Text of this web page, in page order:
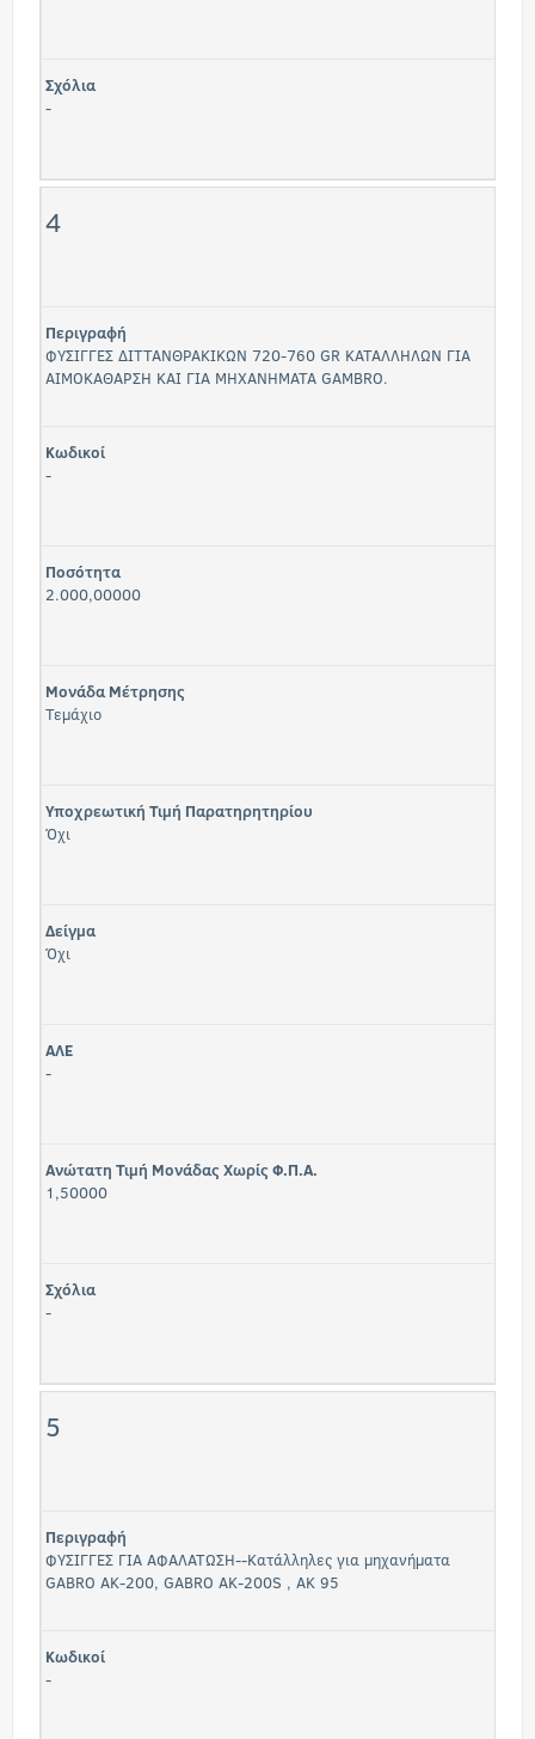
Σχόλια
-
4
Περιγραφή
ΦΥΣΙΓΓΕΣ ΔΙΤΤΑΝΘΡΑΚΙΚΩΝ 720-760 GR ΚΑΤΑΛΛΗΛΩΝ ΓΙΑ
ΑΙΜΟΚΑΘΑΡΣΗ ΚΑΙ ΓΙΑ ΜΗΧΑΝΗΜΑΤΑ GAMBRO.
Κωδικοί
-
Ποσότητα
2.000,00000
Μονάδα Μέτρησης
Τεμάχιο
Υποχρεωτική Τιμή Παρατηρητηρίου
Όχι
Δείγμα
Όχι
ΑΛΕ
-
Ανώτατη Τιμή Μονάδας Χωρίς Φ.Π.Α.
1,50000
Σχόλια
-
5
Περιγραφή
ΦΥΣΙΓΓΕΣ ΓΙΑ ΑΦΑΛΑΤΩΣΗ--Κατάλληλες για μηχανήματα
GABRO AK-200, GABRO AK-200S , AK 95
Κωδικοί
-